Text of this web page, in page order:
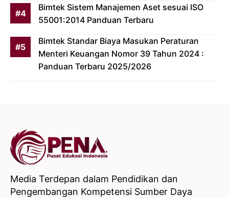
Bimtek Sistem Manajemen Aset sesuai ISO
55001:2014 Panduan Terbaru
Bimtek Standar Biaya Masukan Peraturan
Menteri Keuangan Nomor 39 Tahun 2024 :
Panduan Terbaru 2025/2026
Media Terdepan dalam Pendidikan dan
Pengembangan Kompetensi Sumber Daya